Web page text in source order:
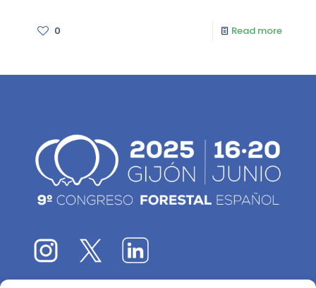
0 Read more